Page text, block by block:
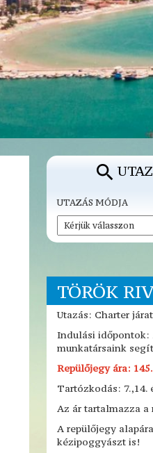
UTAZÁS MÓDJA
TÖRÖK
Utazás: Charter
Indulási időpontok:
munkatársaink
Repülőjegy ára:
Tartózkodás: 7.,14.
Az ár tartalmazza
A repülőjegy
kézipoggyászt is!